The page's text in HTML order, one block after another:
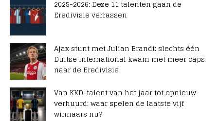
2025-2026: Deze 11 talenten gaan de
Eredivisie verrassen
Ajax stunt met Julian Brandt: slechts één
Duitse international kwam met meer caps
naar de Eredivisie
Van KKD-talent van het jaar tot opnieuw
verhuurd: waar spelen de laatste vijf
winnaars nu?